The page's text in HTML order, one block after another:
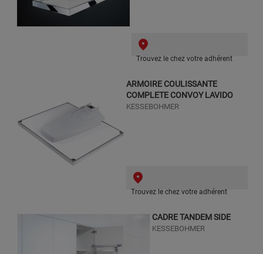
Trouvez le chez votre adhérent
ARMOIRE COULISSANTE
COMPLETE CONVOY LAVIDO
KESSEBOHMER
Trouvez le chez votre adhérent
CADRE TANDEM SIDE
KESSEBOHMER